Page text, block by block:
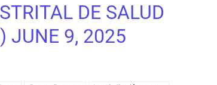
DE SALUD
JUNE 9, 2025